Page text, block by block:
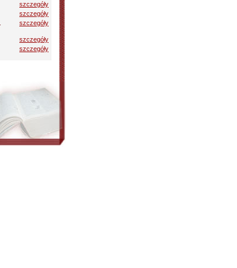
szczegóły
szczegóły
szczegóły
szczegóły
szczegóły